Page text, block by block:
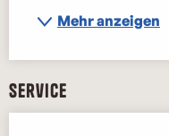
Mehr anzeigen
Service